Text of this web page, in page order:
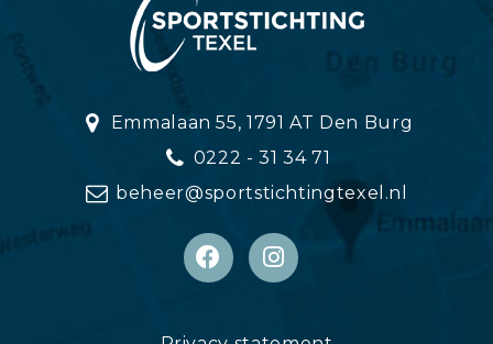
Emmalaan 55, 1791 AT Den Burg
0222 - 31 34 71
beheer@sportstichtingtexel.nl